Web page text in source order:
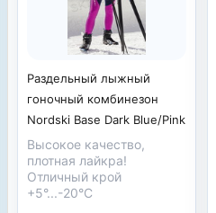
Раздельный лыжный
гоночный комбинезон
Nordski Base Dark Blue/Pink
Высокое качество,
плотная лайкра!
Отличный крой
+5°...-20°С